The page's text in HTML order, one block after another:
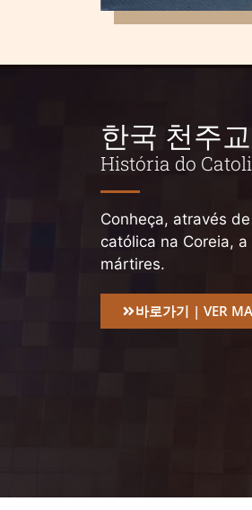
한국 천주
História do
Conheça, através
católica na Coreia,
mártires.
바로가기 | VER